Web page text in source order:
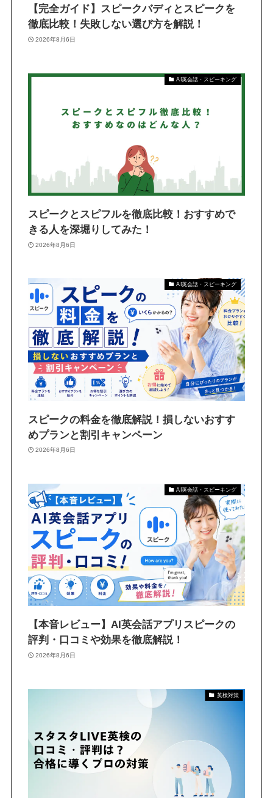
【完全ガイド】スピークバディとスピークを
徹底比較！失敗しない選び方を解説！
2026年8月6日
AI英会話・スピーキング
スピークとスピフルを徹底比較！おすすめで
きる人を深堀りしてみた！
2026年8月6日
AI英会話・スピーキング
スピークの料金を徹底解説！損しないおすす
めプランと割引キャンペーン
2026年8月6日
AI英会話・スピーキング
【本音レビュー】AI英会話アプリスピークの
評判・口コミや効果を徹底解説！
2026年8月6日
英検対策